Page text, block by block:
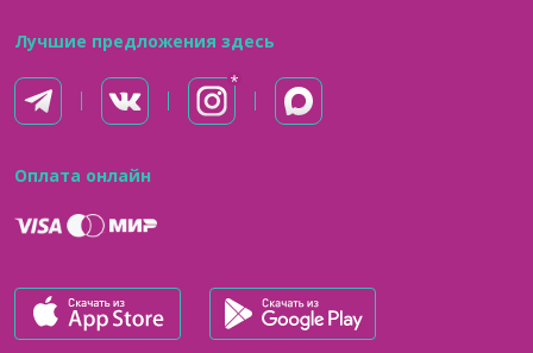
Лучшие предложения здесь
Оплата онлайн